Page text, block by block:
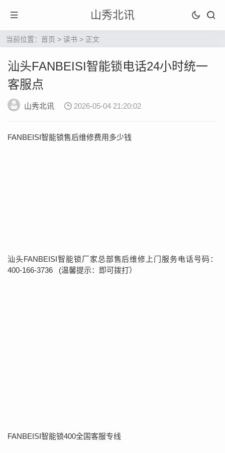
山秀北讯
当前位置： 首页 > 读书 > 正文
汕头FANBEISI智能锁电话24小时统一
客服点
山秀北讯 2026-05-04 21:20:02
FANBEISI智能锁售后维修费用多少钱
汕头FANBEISI智能锁厂家总部售后维修上门服务电话号码：
400-166-3736 (温馨提示：即可拨打）
FANBEISI智能锁400全国客服专线